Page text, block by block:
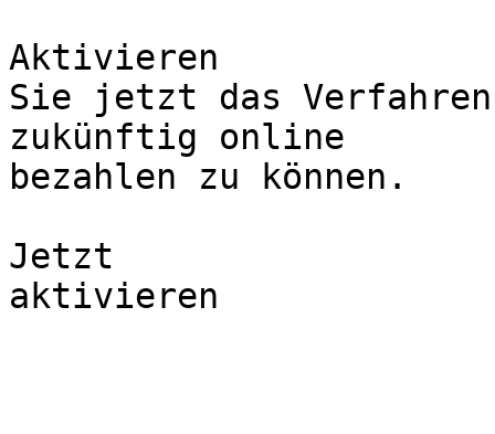
Aktivieren
Sie jetzt das
zukünftig online
bezahlen zu können.
Jetzt
aktivieren